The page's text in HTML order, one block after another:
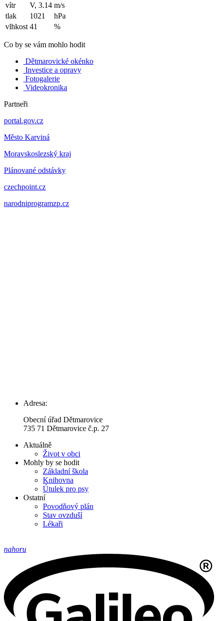
vítr
V, 3.14 m/s
tlak
1021
hPa
vlhkost 41 %
Co by se vám mohlo hodit
Dětmarovické okénko
Investice a opravy
Fotogalerie
Videokronika
Partneři
portal.gov.cz
Město Karviná
Moravskoslezský kraj
Plánované odstávky
czechpoint.cz
narodniprogramzp.cz
Adresa:
Obecní úřad Dětmarovice
735 71 Dětmarovice č.p. 27
Aktuálně
Život v obci
Mohly by se hodit
Základní škola
Knihovna
Útulek pro psy
Ostatní
Povodňový plán
Stav ovzduší
Lékaři
nahoru